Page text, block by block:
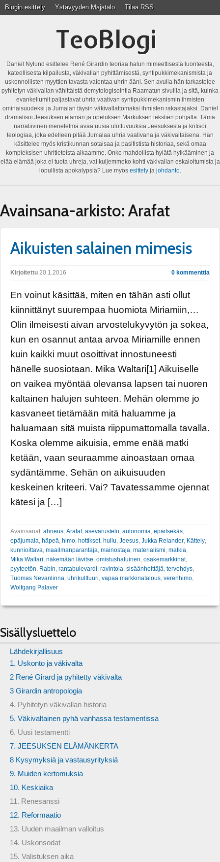
Blogin esittely Ystävyyden Majatalo Tilaa RSS
TeoBlogi
Daniel Nylund esittelee René Girardin teoriaa halun mimeettisestä luonteesta,
kateellisesta kilpailusta, väkivallan pyhittämisestä, syntipukkimekanismista ja
uskonnollisten myyttien tavasta vaientaa uhrin ääni. Sen avulla hän tarkastelee
pyhitetyn väkivallan vähittäistä demytologisointia Raamatun sivuilla ja sitä, kuinka
evankeliumit paljastavat uhria vaativan syntipukkimekanismin ihmisten
ominaisuudeksi ja Jumalan täysin väkivallattomaksi ihmisten rakastajaksi. Daniel
dramatisoi Jeesuksen elämän ja opetuksen Markuksen tekstien pohjalta. Tämä
narratiivinen menetelmä avaa uusia ulottuvuuksia Jeesuksesta ja kritisoi
teologiaa, joka edelleen pitää Jumalaa uhria vaativana ja väkivaltaisena. Hän
käsittelee myös kristikunnan sotaisaa ja pasifistista historiaa, sekä omaa
kompleksisen uhritietoista aikaamme. Onko mahdollista hylätä hylkääminen ja
elää elämää joka ei tuota uhreja, vai kuljemmeko kohti väkivallan eskaloitumista ja
lopullista apokalypsiä? Lue myös esittelyja johdanto.
Avainsana-arkisto: Arafat
Aikuisten salainen mimesis
Kirjoitettu 20.1.2016 0 kommenttia
En voinut käsittää, miten en tähän asti ollut
kiinnittänyt suurempaa huomiota Miriamiin,…
Olin ilmeisesti aivan arvostelukyvytön ja sokea,
kun en osannut antaa arvoa Miriamille ennen
kuin kaikki muut osoittivat innostuneesti
hänelle suosiotaan. Mika Waltari[1] Aikuiselle
on vaikea myöntää olevansa lapsen tai nuoren
kaltainen halujen suhteen. Mehän olemme jo
kasvaneet tietämään mitä haluamme ja
haluamaan sitä muista riippumattomalla tavalla.
Koska olemme aikuisia, emme enää matki
ketään, vaan seuraamme ainoastaan omaa
sydäntämme. Sehän on aikuisuuden
keskeinen kriteeri. Vai? Tavatessamme ojennat
kätesi ja […]
Avainsanat: ahneus Arafat, asevarustelu autonomia epäitsekäs
epäjumala häpeä himo hottikset, hullu Jeesus Jukka Relander Kättely
kunnioittava maailmanparantaja mainostaja materialismi matkia
Mika Waltari näkemään lävitse omistushaluinen osakemarkkinat,
pyyteetön Rabin rantabulevardi ravintola sisäänheittäjä tervehdys
Tuomas Nevanlinna uhrikulttuuri vapaa markkinatalous verenhimo
Wolfgang Palaver
Sisällysluettelo
Lähdekirjallisuus
1. Uskonto ja väkivalta
2 René Girard ja pyhitetty väkivalta
3 Girardin antropologia
4. Pyhitetyn väkivallan historia
5. Väkivaltainen pyhä vanhassa testamentissa
6. Uusi testamentti
7. JEESUKSEN ELÄMÄNKERTA
8 Kysymyksiä ja vastausyrityksiä
9. Muiden kertomuksia
10. Keskiaika
11. Renesanssi
12. Reformaatio
13. Uuden maailman valloitus
14. Uskonsodat
15. Valistuksen aika